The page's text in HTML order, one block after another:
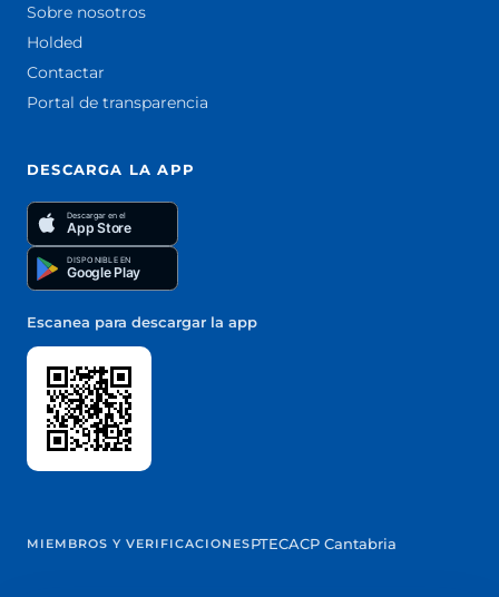
Sobre nosotros
Holded
Contactar
Portal de transparencia
DESCARGA LA APP
Descargar en el
App Store
DISPONIBLE EN
Google Play
Escanea para descargar la app
MIEMBROS Y VERIFICACIONESPTECACP Cantabria